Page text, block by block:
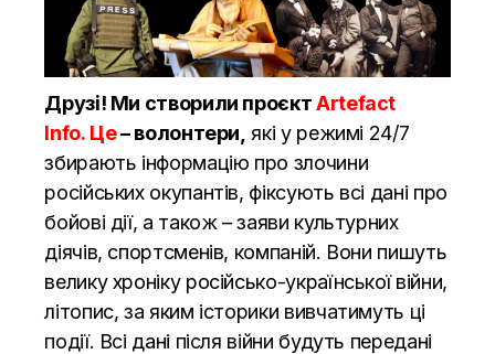
Друзі! Ми створили проєктArtefact
Info. Це– волонтери, які у режимі 24/7
збирають інформацію про злочини
російських окупантів, фіксують всі дані про
бойові дії, а також – заяви культурних
діячів, спортсменів, компаній. Вони пишуть
велику хроніку російсько-української війни,
літопис, за яким історики вивчатимуть ці
події. Всі дані після війни будуть передані